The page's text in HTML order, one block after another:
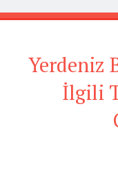
Yerdeniz
İlgili